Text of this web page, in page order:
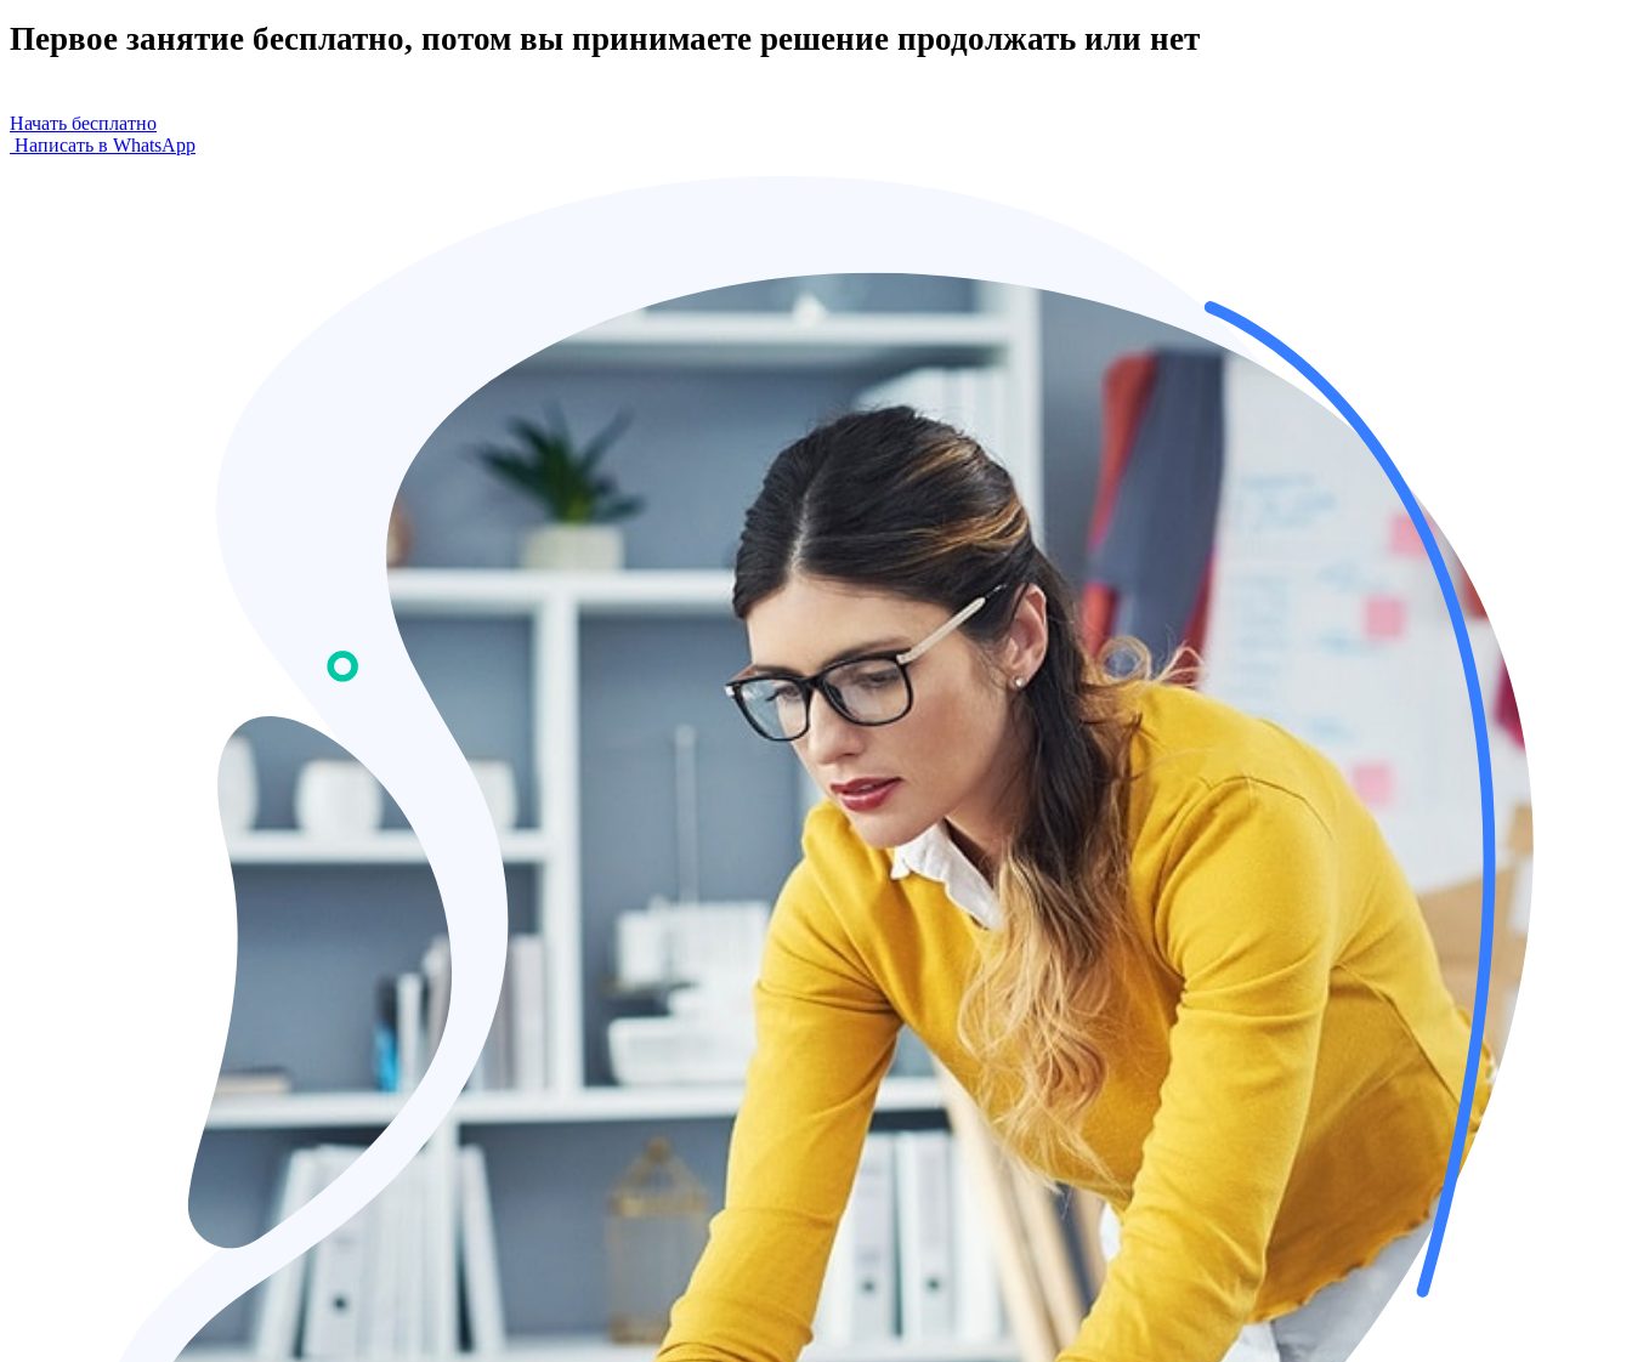
Первое занятие бесплатно, потом вы принимаете решение продолжать или нет
Начать бесплатно
Написать в WhatsApp